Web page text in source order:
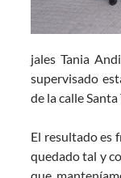
jales Tania
supervisado
de la calle
El resultado es
quedado tal y